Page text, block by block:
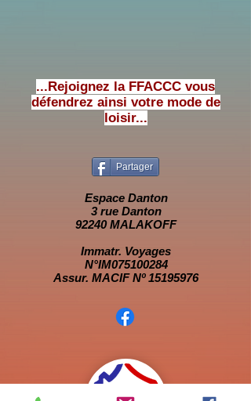
...Rejoignez la FFACCC vous
défendrez ainsi votre mode de
loisir...
Partager
Espace Danton
3 rue Danton
92240 MALAKOFF
Immatr. Voyages
N°IM075100284
Assur. MACIF Nº 15195976